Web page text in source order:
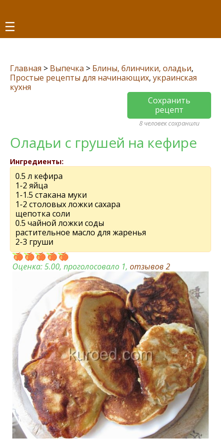
☰
Главная > Выпечка > Блины, блинчики, оладьи,
Простые рецепты для начинающих, украинская
кухня
Сохранить
рецепт
8 человек сохранили
Оладьи с грушей на кефире
Ингредиенты:
0.5 л кефира
1-2 яйца
1-1.5 стакана муки
1-2 столовых ложки сахара
щепотка соли
0.5 чайной ложки соды
растительное масло для жаренья
2-3 груши
Оценка:5.00, проголосовало 1, отзывов 2